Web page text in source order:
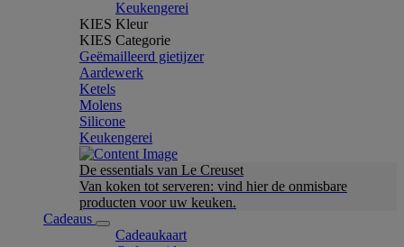
Keukengerei
KIES Kleur
KIES Categorie
Geëmailleerd gietijzer
Aardewerk
Ketels
Molens
Silicone
Keukengerei
De essentials van Le Creuset
Van koken tot serveren: vind hier de onmisbare
producten voor uw keuken.
Cadeaus
Cadeaukaart